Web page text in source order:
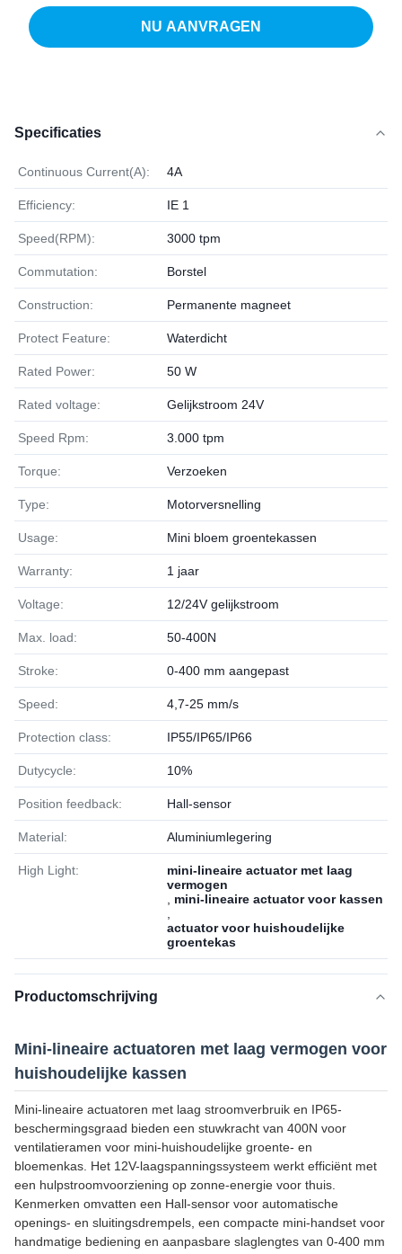
NU AANVRAGEN
Specificaties
Continuous Current(A): 4A
Efficiency: IE 1
Speed(RPM): 3000 tpm
Commutation: Borstel
Construction: Permanente magneet
Protect Feature: Waterdicht
Rated Power: 50 W
Rated voltage: Gelijkstroom 24V
Speed Rpm: 3.000 tpm
Torque: Verzoeken
Type: Motorversnelling
Usage: Mini bloem groentekassen
Warranty: 1 jaar
Voltage: 12/24V gelijkstroom
Max. load: 50-400N
Stroke: 0-400 mm aangepast
Speed: 4,7-25 mm/s
Protection class: IP55/IP65/IP66
Dutycycle: 10%
Position feedback: Hall-sensor
Material: Aluminiumlegering
High Light:
mini-lineaire actuator met laag
vermogen
mini-lineaire actuator voor kassen
actuator voor huishoudelijke
groentekas
Productomschrijving
Mini-lineaire actuatoren met laag vermogen voor
huishoudelijke kassen
Mini-lineaire actuatoren met laag stroomverbruik en IP65-
beschermingsgraad bieden een stuwkracht van 400N voor
ventilatieramen voor mini-huishoudelijke groente- en
bloemenkas. Het 12V-laagspanningssysteem werkt efficiënt met
een hulpstroomvoorziening op zonne-energie voor thuis.
Kenmerken omvatten een Hall-sensor voor automatische
openings- en sluitingsdrempels, een compacte mini-handset voor
handmatige bediening en aanpasbare slaglengtes van 0-400 mm